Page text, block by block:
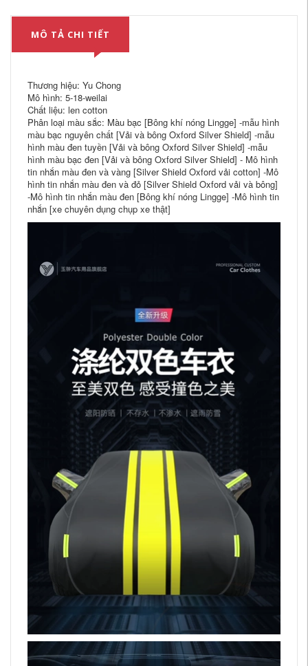
MÔ TẢ CHI TIẾT
Thương hiệu: Yu Chong
Mô hình: 5-18-weilai
Chất liệu: len cotton
Phân loại màu sắc: Màu bạc [Bông khí nóng Lingge] -mẫu hình
màu bạc nguyên chất [Vải và bông Oxford Silver Shield] -mẫu
hình màu đen tuyền [Vải và bông Oxford Silver Shield] -mẫu
hình màu bạc đen [Vải và bông Oxford Silver Shield] - Mô hình
tin nhắn màu đen và vàng [Silver Shield Oxford vải cotton] -Mô
hình tin nhắn màu đen và đỏ [Silver Shield Oxford vải và bông]
-Mô hình tin nhắn màu đen [Bông khí nóng Lingge] -Mô hình tin
nhắn [xe chuyên dụng chụp xe thật]